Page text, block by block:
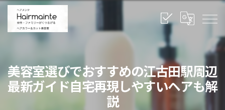
美容室選びでおすすめの江古田駅周辺
最新ガイド自宅再現しやすいヘアも解
説